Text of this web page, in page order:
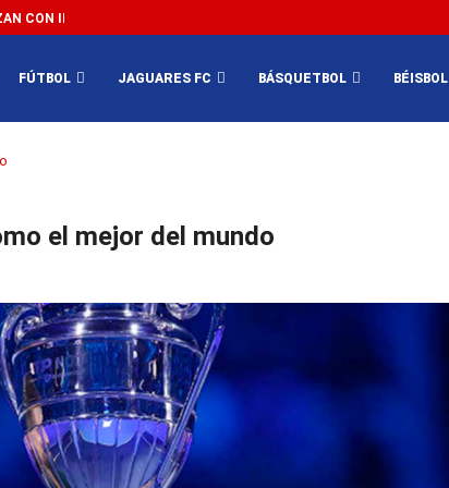
CON IMPEDIR EL MÉXICO VS SUDÁFRICA...
FÚTBOL JAGUARES FC BÁSQUETBOL BÉISBOL
el mejor del mundo